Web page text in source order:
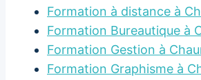
Formation à distance à
Formation Bureautique à
Formation Gestion à
Formation Graphisme à